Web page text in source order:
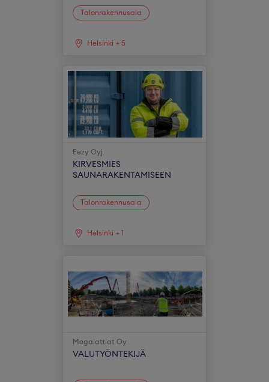
Talonrakennusala
Helsinki + 5
Eezy Oyj
KIRVESMIES
SAUNARAKENTAMISEEN
Talonrakennusala
Helsinki + 1
Megalattiat Oy
VALUTYÖNTEKIJÄ